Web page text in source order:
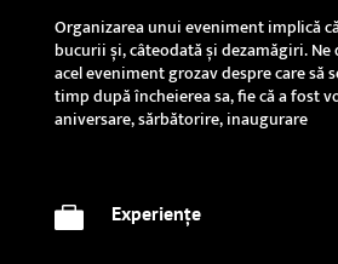
Organizarea unui eveniment implică
bucurii și, câteodată și dezamăgiri.
acel eveniment grozav despre care să
timp după încheierea sa, fie că a fost
aniversare, sărbătorire, inaugurare
 Experiențe